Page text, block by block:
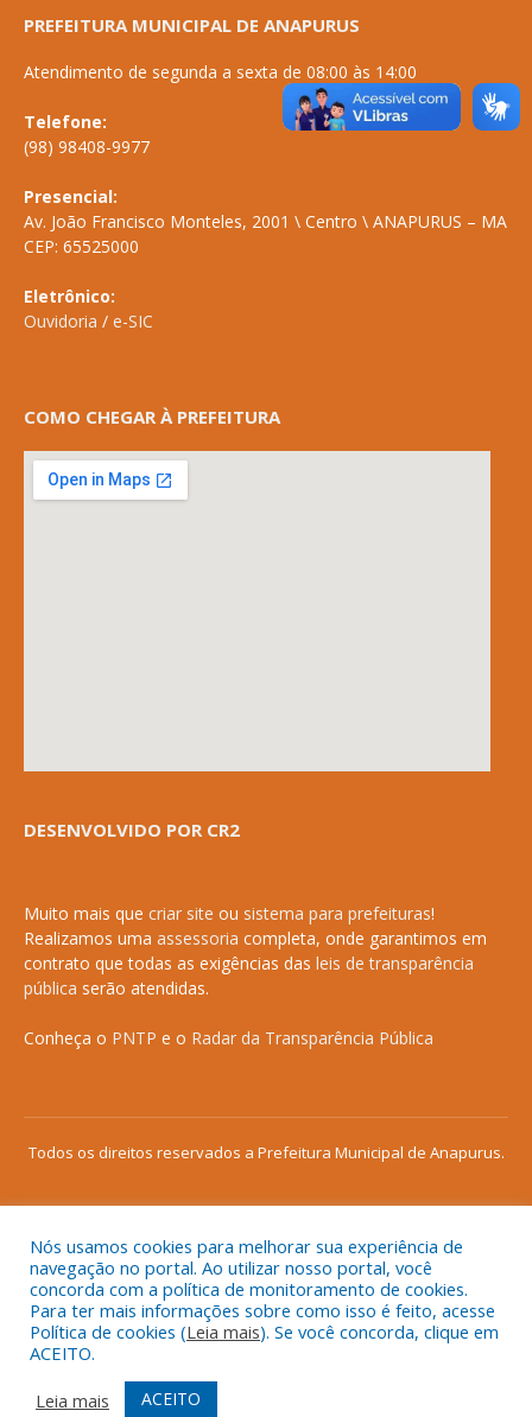
PREFEITURA MUNICIPAL DE ANAPURUS
Atendimento de segunda a sexta de 08:00 às 14:00
Telefone:
(98) 98408-9977
Presencial:
Av. João Francisco Monteles, 2001 \ Centro \ ANAPURUS – MA
CEP: 65525000
Eletrônico:
Ouvidoria / e-SIC
COMO CHEGAR À PREFEITURA
DESENVOLVIDO POR CR2
Muito mais que criar site ou sistema para prefeituras!
Realizamos uma assessoria completa, onde garantimos em
contrato que todas as exigências das leis de transparência
pública serão atendidas.
Conheça o PNTP e o Radar da Transparência Pública
Todos os direitos reservados a Prefeitura Municipal de Anapurus.
Mapa do Site
Acessar Área Administrativa
Acessar o Webmail
Nós usamos cookies para melhorar sua experiência de
navegação no portal. Ao utilizar nosso portal, você
concorda com a política de monitoramento de cookies.
Para ter mais informações sobre como isso é feito, acesse
Política de cookies (Leia mais). Se você concorda, clique em
ACEITO.
Leia mais
ACEITO